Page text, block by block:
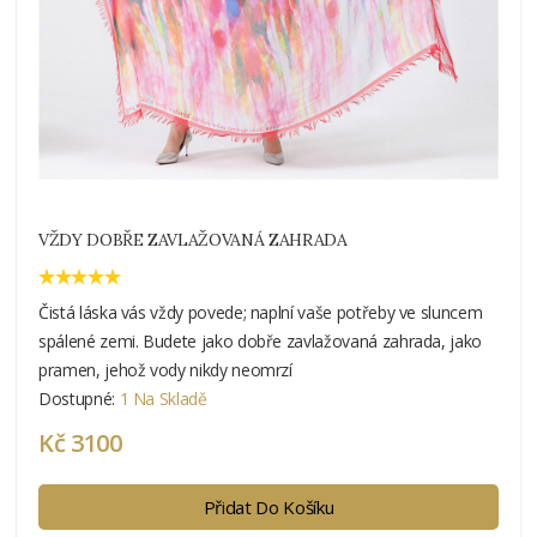
VŽDY DOBŘE ZAVLAŽOVANÁ ZAHRADA
Čistá láska vás vždy povede; naplní vaše potřeby ve sluncem
spálené zemi. Budete jako dobře zavlažovaná zahrada, jako
pramen, jehož vody nikdy neomrzí
Dostupné: 1 Na Skladě
Kč 3100
Přidat Do Košíku